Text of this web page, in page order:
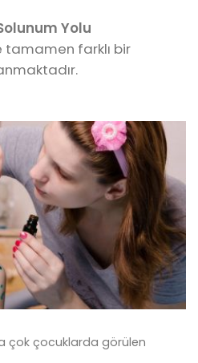
Yolu
tamamen farklı bir
çok çocuklarda görülen